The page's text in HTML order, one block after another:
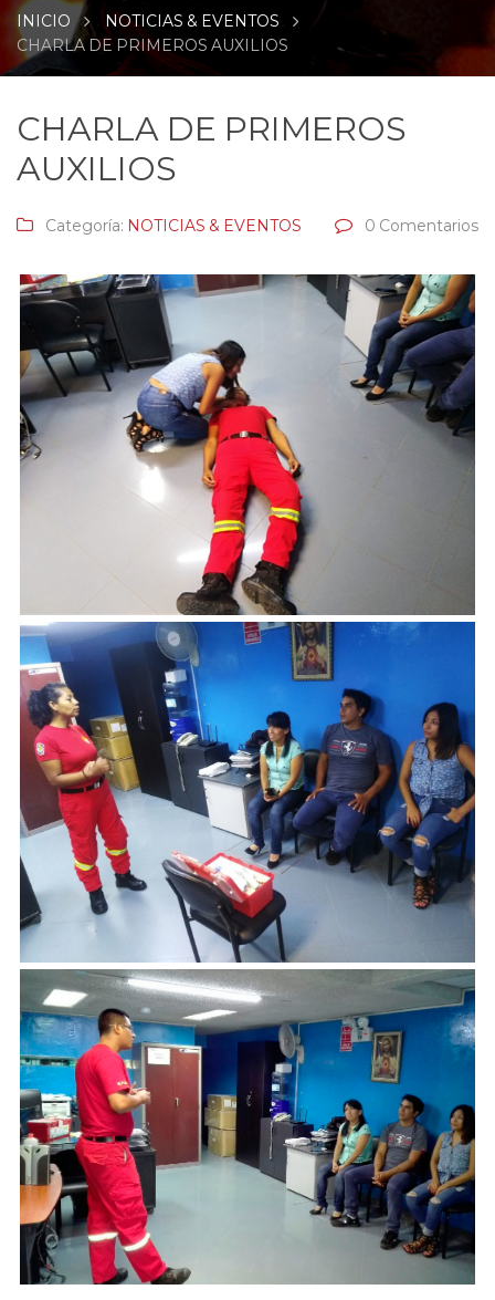
INICIO
NOTICIAS & EVENTOS
CHARLA DE PRIMEROS AUXILIOS
CHARLA DE PRIMEROS
AUXILIOS
Categoría: NOTICIAS & EVENTOS 0 Comentarios